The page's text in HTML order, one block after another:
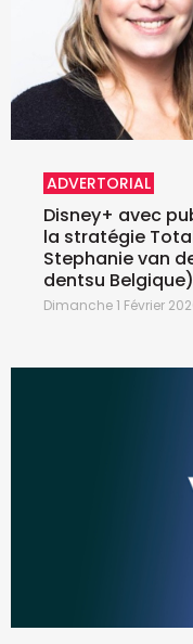
ADVERTORIAL
Disney+ avec
la stratégie
Stephanie van
dentsu Belgique)
Dimanche 1 Février